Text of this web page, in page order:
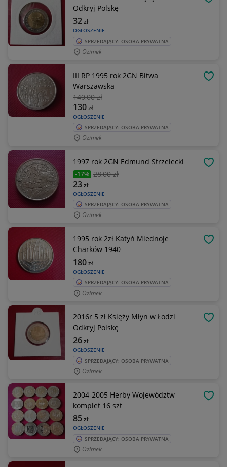
Odkryj Polskę
OGŁOSZENIE
32zł
SPRZEDAJĄCY: OSOBA PRYWATNA
Ozimek
III RP 1995 rok 2GN Bitwa
Warszawska
140,00 zł
OGŁOSZENIE
130zł
SPRZEDAJĄCY: OSOBA PRYWATNA
Ozimek
1997 rok 2GN Edmund Strzelecki
-17% 28,00 zł
OGŁOSZENIE
23zł
SPRZEDAJĄCY: OSOBA PRYWATNA
Ozimek
1995 rok 2zł Katyń Miednoje
Charków 1940
OGŁOSZENIE
180zł
SPRZEDAJĄCY: OSOBA PRYWATNA
Ozimek
2016r 5 zł Księży Młyn w Łodzi
Odkryj Polskę
OGŁOSZENIE
26zł
SPRZEDAJĄCY: OSOBA PRYWATNA
Ozimek
2004-2005 Herby Województw
komplet 16 szt
OGŁOSZENIE
85zł
SPRZEDAJĄCY: OSOBA PRYWATNA
Ozimek